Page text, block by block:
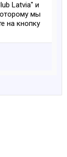
Latvia" и
мы
на кнопку